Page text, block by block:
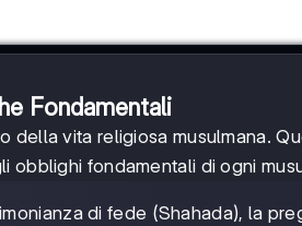
Fondamentali
della vita religiosa musulmana.
obblighi fondamentali di ogni
di fede (Shahada), la